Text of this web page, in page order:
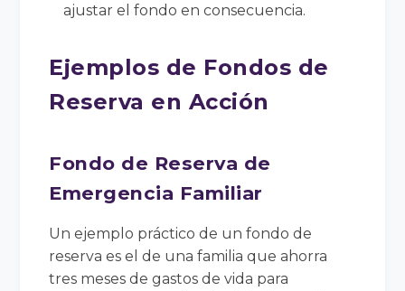
ajustar el fondo en consecuencia.
Ejemplos de Fondos de
Reserva en Acción
Fondo de Reserva de
Emergencia Familiar
Un ejemplo práctico de un fondo de
reserva es el de una familia que ahorra
tres meses de gastos de vida para